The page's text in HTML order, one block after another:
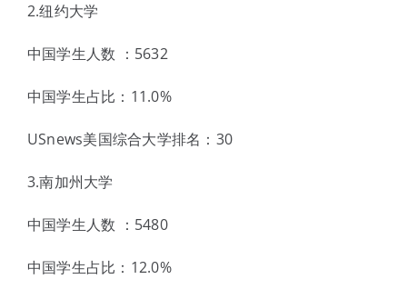
2.纽约大学
中国学生人数 ：5632
中国学生占比：11.0%
USnews美国综合大学排名：30
3.南加州大学
中国学生人数 ：5480
中国学生占比：12.0%